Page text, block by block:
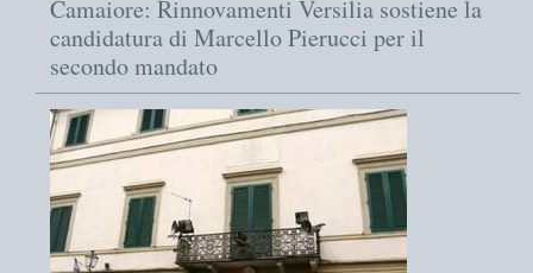
Camaiore: Rinnovamenti Versilia sostiene la
candidatura di Marcello Pierucci per il
secondo mandato